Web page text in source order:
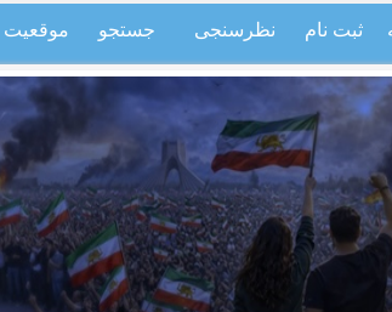
ثبت نام نظرسنجی جستجو موقعیت